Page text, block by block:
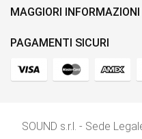
MAGGIORI INFORMAZIONI
PAGAMENTI SICURI
SOUND s.r.l. - Sede